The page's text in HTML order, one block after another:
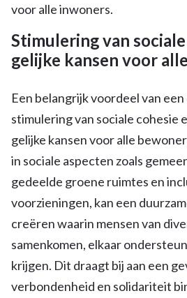
voor alle inwoners.
Stimulering van
gelijke kansen voor
Een belangrijk voordeel van
stimulering van sociale cohesie
gelijke kansen voor alle
in sociale aspecten zoals
gedeelde groene ruimtes en
voorzieningen, kan een
creëren waarin mensen van
samenkomen, elkaar
krijgen. Dit draagt bij aan een
verbondenheid en solidariteit